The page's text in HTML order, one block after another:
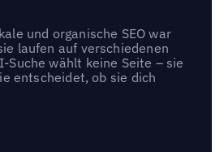
und organische SEO war
laufen auf verschiedenen
Suche wählt keine Seite – sie
entscheidet, ob sie dich